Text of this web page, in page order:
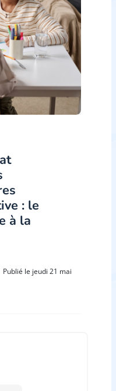
: le
à la
Publié le jeudi 21 mai